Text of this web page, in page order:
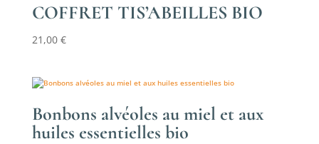
12,50 €
COFFRET TIS’ABEILLES BIO
21,00 €
Bonbons alvéoles au miel et aux
huiles essentielles bio